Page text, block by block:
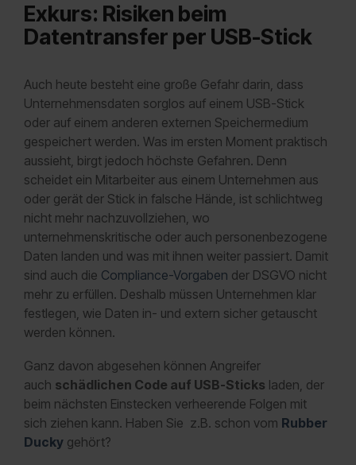
Exkurs: Risiken beim
Datentransfer per USB-Stick
Auch heute besteht eine große Gefahr darin, dass
Unternehmensdaten sorglos auf einem USB-Stick
oder auf einem anderen externen Speichermedium
gespeichert werden. Was im ersten Moment praktisch
aussieht, birgt jedoch höchste Gefahren. Denn
scheidet ein Mitarbeiter aus einem Unternehmen aus
oder gerät der Stick in falsche Hände, ist schlichtweg
nicht mehr nachzuvollziehen, wo
unternehmenskritische oder auch personenbezogene
Daten landen und was mit ihnen weiter passiert. Damit
sind auch die Compliance-Vorgaben der DSGVO nicht
mehr zu erfüllen. Deshalb müssen Unternehmen klar
festlegen, wie Daten in- und extern sicher getauscht
werden können.
Ganz davon abgesehen können Angreifer
auch schädlichen Code auf USB-Sticks laden, der
beim nächsten Einstecken verheerende Folgen mit
sich ziehen kann. Haben Sie z.B. schon vom Rubber
Ducky gehört?